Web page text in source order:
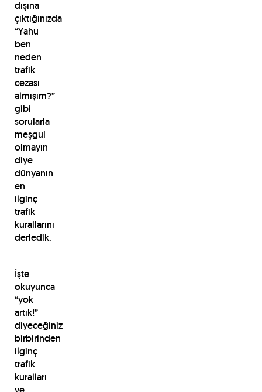
dışına
çıktığınızda
“Yahu
ben
neden
trafik
cezası
almışım?”
gibi
sorularla
meşgul
olmayın
diye
dünyanın
en
ilginç
trafik
kurallarını
derledik.
İşte
okuyunca
“yok
artık!”
diyeceğiniz
birbirinden
ilginç
trafik
kuralları